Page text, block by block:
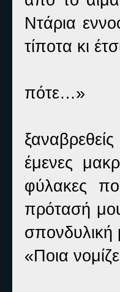
Ντάρια
τίποτα κι
πότε…»
έμενες
φύλακες
πρότασή
σπονδυλική
«Ποια